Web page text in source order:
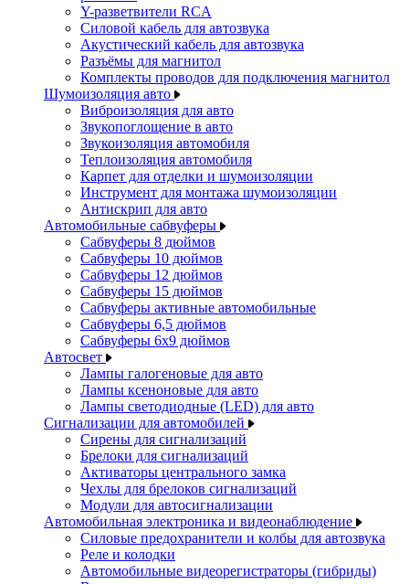
Y-разветвители RCA
Силовой кабель для автозвука
Акустический кабель для автозвука
Разъёмы для магнитол
Комплекты проводов для подключения магнитол
Шумоизоляция авто
Виброизоляция для авто
Звукопоглощение в авто
Звукоизоляция автомобиля
Теплоизоляция автомобиля
Карпет для отделки и шумоизоляции
Инструмент для монтажа шумоизоляции
Антискрип для авто
Автомобильные сабвуферы
Сабвуферы 8 дюймов
Сабвуферы 10 дюймов
Сабвуферы 12 дюймов
Сабвуферы 15 дюймов
Сабвуферы активные автомобильные
Сабвуферы 6,5 дюймов
Сабвуферы 6x9 дюймов
Автосвет
Лампы галогеновые для авто
Лампы ксеноновые для авто
Лампы светодиодные (LED) для авто
Сигнализации для автомобилей
Сирены для сигнализаций
Брелоки для сигнализаций
Активаторы центрального замка
Чехлы для брелоков сигнализаций
Модули для автосигнализации
Автомобильная электроника и видеонаблюдение
Силовые предохранители и колбы для автозвука
Реле и колодки
Автомобильные видеорегистраторы (гибриды)